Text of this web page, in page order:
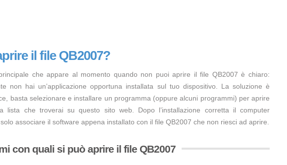
il file QB2007?
che appare al momento quando non puoi aprire il file QB2007 è chiaro:
non hai un’applicazione opportuna installata sul tuo dispositivo. La soluzione è
basta selezionare e installare un programma (oppure alcuni programmi) per aprire
lista che troverai su questo sito web. Dopo l’installazione corretta il computer
associare il software appena installato con il file QB2007 che non riesci ad aprire.
con quali si può aprire il file QB2007